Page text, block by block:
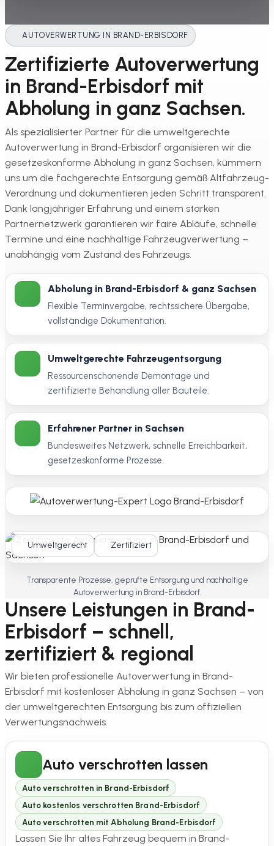
AUTOVERWERTUNG IN BRAND-ERBISDORF
Zertifizierte Autoverwertung
in Brand-Erbisdorf mit
Abholung in ganz Sachsen.
Als spezialisierter Partner für die umweltgerechte
Autoverwertung in Brand-Erbisdorf organisieren wir die
gesetzeskonforme Abholung in ganz Sachsen, kümmern
uns um die fachgerechte Entsorgung gemäß Altfahrzeug-
Verordnung und dokumentieren jeden Schritt transparent.
Dank langjähriger Erfahrung und einem starken
Partnernetzwerk garantieren wir faire Abläufe, schnelle
Termine und eine nachhaltige Fahrzeugverwertung –
unabhängig vom Zustand des Fahrzeugs.
Abholung in Brand-Erbisdorf & ganz Sachsen
Flexible Terminvergabe, rechtssichere Übergabe,
vollständige Dokumentation.
Umweltgerechte Fahrzeugentsorgung
Ressourcenschonende Demontage und
zertifizierte Behandlung aller Bauteile.
Erfahrener Partner in Sachsen
Bundesweites Netzwerk, schnelle Erreichbarkeit,
gesetzeskonforme Prozesse.
Umweltgerecht Zertifiziert
Transparente Prozesse, geprüfte Entsorgung und nachhaltige
Autoverwertung in Brand-Erbisdorf.
Unsere Leistungen in Brand-
Erbisdorf – schnell,
zertifiziert & regional
Wir bieten professionelle Autoverwertung in Brand-
Erbisdorf mit kostenloser Abholung in ganz Sachsen – von
der umweltgerechten Entsorgung bis zum offiziellen
Verwertungsnachweis.
Auto verschrotten lassen
Auto verschrotten in Brand-Erbisdorf
Auto kostenlos verschrotten Brand-Erbisdorf
Auto verschrotten mit Abholung Brand-Erbisdorf
Lassen Sie Ihr altes Fahrzeug bequem in Brand-